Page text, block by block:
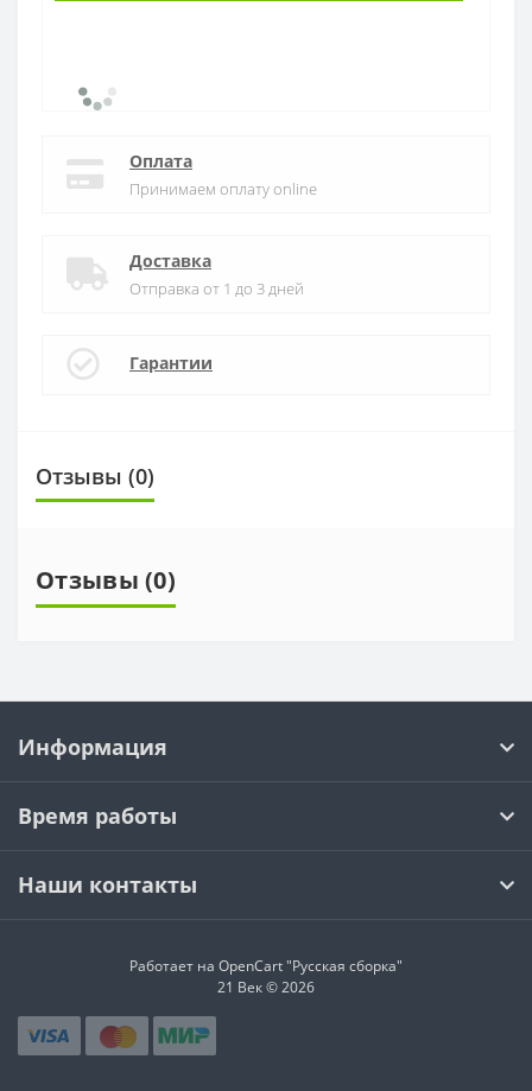
Оплата
Принимаем оплату online
Доставка
Отправка от 1 до 3 дней
Гарантии
Отзывы (0)
Отзывы (0)
Информация
Время работы
Наши контакты
Работает на OpenCart "Русская сборка"
21 Век © 2026